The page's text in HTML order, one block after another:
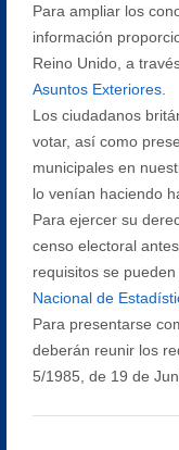
Para ampliar los
información
Reino Unido, a
Asuntos Exteriores.
Los ciudadanos
votar, así como
municipales en
lo venían haciendo
Para ejercer su
censo electoral
requisitos se
Nacional de
Para presentarse
deberán reunir los
5/1985, de 19 de